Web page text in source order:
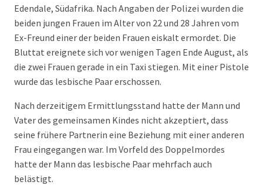
Edendale, Südafrika. Nach Angaben der Polizei wurden die
beiden jungen Frauen im Alter von 22 und 28 Jahren vom
Ex-Freund einer der beiden Frauen eiskalt ermordet. Die
Bluttat ereignete sich vor wenigen Tagen Ende August, als
die zwei Frauen gerade in ein Taxi stiegen. Mit einer Pistole
wurde das lesbische Paar erschossen.
Nach derzeitigem Ermittlungsstand hatte der Mann und
Vater des gemeinsamen Kindes nicht akzeptiert, dass
seine frühere Partnerin eine Beziehung mit einer anderen
Frau eingegangen war. Im Vorfeld des Doppelmordes
hatte der Mann das lesbische Paar mehrfach auch
belästigt.